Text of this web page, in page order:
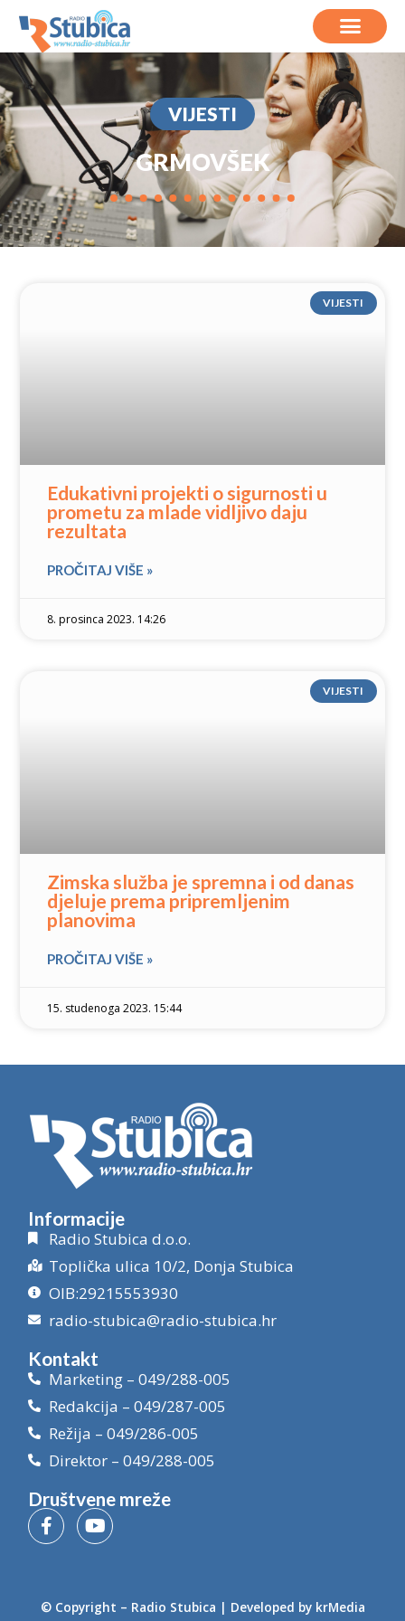
VIJESTI
GRMOVŠEK
VIJESTI
Edukativni projekti o sigurnosti u
prometu za mlade vidljivo daju
rezultata
PROČITAJ VIŠE »
8. prosinca 2023. 14:26
VIJESTI
Zimska služba je spremna i od danas
djeluje prema pripremljenim
planovima
PROČITAJ VIŠE »
15. studenoga 2023. 15:44
Informacije
Radio Stubica d.o.o.
Toplička ulica 10/2, Donja Stubica
OIB:29215553930
radio-stubica@radio-stubica.hr
Kontakt
Marketing – 049/288-005
Redakcija – 049/287-005
Režija – 049/286-005
Direktor – 049/288-005
Društvene mreže
© Copyright – Radio Stubica | Developed by krMedia